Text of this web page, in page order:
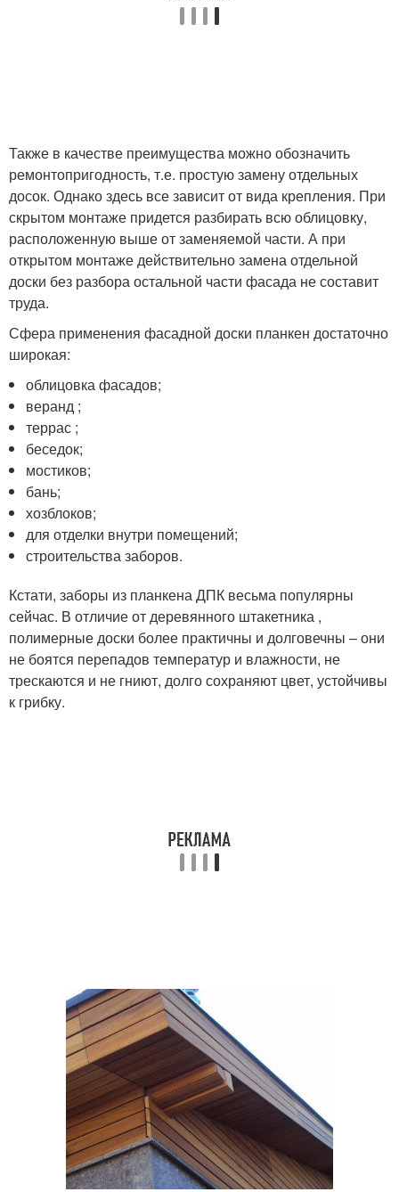
Также в качестве преимущества можно обозначить
ремонтопригодность, т.е. простую замену отдельных
досок. Однако здесь все зависит от вида крепления. При
скрытом монтаже придется разбирать всю облицовку,
расположенную выше от заменяемой части. А при
открытом монтаже действительно замена отдельной
доски без разбора остальной части фасада не составит
труда.
Сфера применения фасадной доски планкен достаточно
широкая:
облицовка фасадов;
веранд ;
террас ;
беседок;
мостиков;
бань;
хозблоков;
для отделки внутри помещений;
строительства заборов.
Кстати, заборы из планкена ДПК весьма популярны
сейчас. В отличие от деревянного штакетника ,
полимерные доски более практичны и долговечны – они
не боятся перепадов температур и влажности, не
трескаются и не гниют, долго сохраняют цвет, устойчивы
к грибку.